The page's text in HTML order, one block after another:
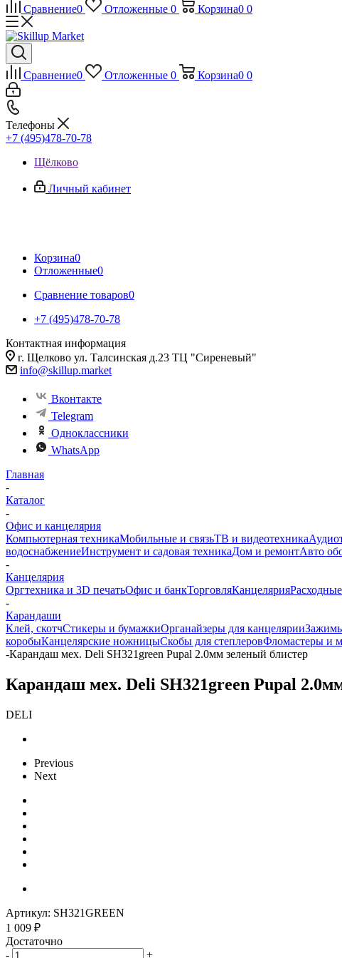
Сравнение0 Отложенные 0 Корзина0 0
Сравнение0 Отложенные 0 Корзина0 0
Телефоны
+7 (495)478-70-78
Щёлково
Личный кабинет
Корзина0
Отложенные0
Сравнение товаров0
+7 (495)478-70-78
Контактная информация
г. Щелково ул. Талсинская д.23 ТЦ "Сиреневый"
info@skillup.market
Вконтакте
Telegram
Одноклассники
WhatsApp
Главная
-
Каталог
-
Офис и канцелярия
Компьютерная техникаМобильные и связьТВ и видеотехника
водоснабжениеИнструмент и садовая техникаДом и ремонтАвто
-
Канцелярия
Оргтехника и 3D печатьОфис и банкТорговляКанцелярия
-
Карандаши
Клей, скотчСтикеры и бумажкиОрганайзеры для канцелярии
коробыКанцелярские ножницыСкобы для степлеровФломастеры и
-Карандаш мех. Deli SH321green Pupal 2.0мм зеленый блистер
Карандаш мех. Deli SH321green Pupal
DELI
Previous
Next
Артикул: SH321GREEN
1 009 ₽
Достаточно
-
+